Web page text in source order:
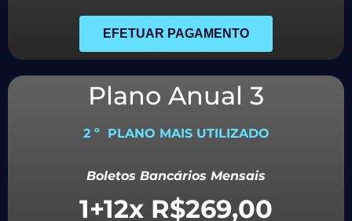
EFETUAR PAGAMENTO
Plano Anual 3
2 º PLANO MAIS UTILIZADO
Boletos Bancários Mensais
1+12x R$269,00